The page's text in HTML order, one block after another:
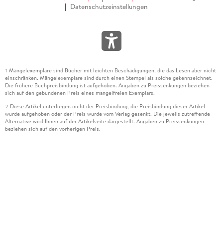
Datenschutzeinstellungen
1 Mängelexemplare sind Bücher mit leichten Beschädigungen, die das Lesen aber nicht
einschränken. Mängelexemplare sind durch einen Stempel als solche gekennzeichnet.
Die frühere Buchpreisbindung ist aufgehoben. Angaben zu Preissenkungen beziehen
sich auf den gebundenen Preis eines mangelfreien Exemplars.
2 Diese Artikel unterliegen nicht der Preisbindung, die Preisbindung dieser Artikel
wurde aufgehoben oder der Preis wurde vom Verlag gesenkt. Die jeweils zutreffende
Alternative wird Ihnen auf der Artikelseite dargestellt. Angaben zu Preissenkungen
beziehen sich auf den vorherigen Preis.